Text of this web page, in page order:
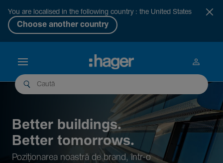
You are localised in the following country : the United States
Choose another country
Better buil­dings.
Better tomor­rows.
Pozi­țio­narea noastră de brand, într-o